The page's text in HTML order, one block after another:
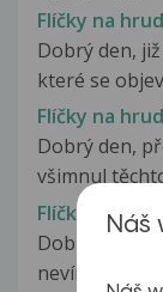
Flíčky na
Dobrý den,
které se
Flíčky na
Dobrý den,
všimnul
Flíčky na
Dobrý den,
nevím čím to
Náš